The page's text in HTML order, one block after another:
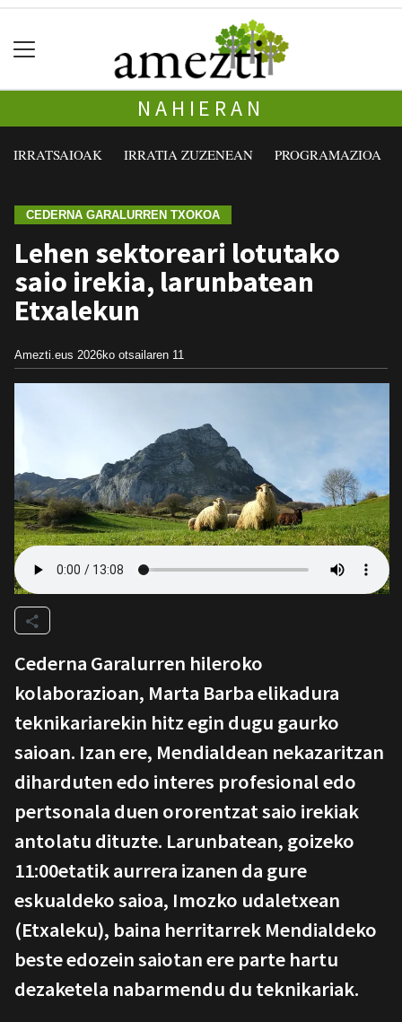
NAHIERAN
IRRATSAIOAK IRRATIA ZUZENEAN PROGRAMAZIOA
CEDERNA GARALURREN TXOKOA
Lehen sektoreari lotutako
saio irekia, larunbatean
Etxalekun
Amezti.eus 2026ko otsailaren 11
Cederna Garalurren hileroko
kolaborazioan, Marta Barba elikadura
teknikariarekin hitz egin dugu gaurko
saioan. Izan ere, Mendialdean nekazaritzan
diharduten edo interes profesional edo
pertsonala duen ororentzat saio irekiak
antolatu dituzte. Larunbatean, goizeko
11:00etatik aurrera izanen da gure
eskualdeko saioa, Imozko udaletxean
(Etxaleku), baina herritarrek Mendialdeko
beste edozein saiotan ere parte hartu
dezaketela nabarmendu du teknikariak.